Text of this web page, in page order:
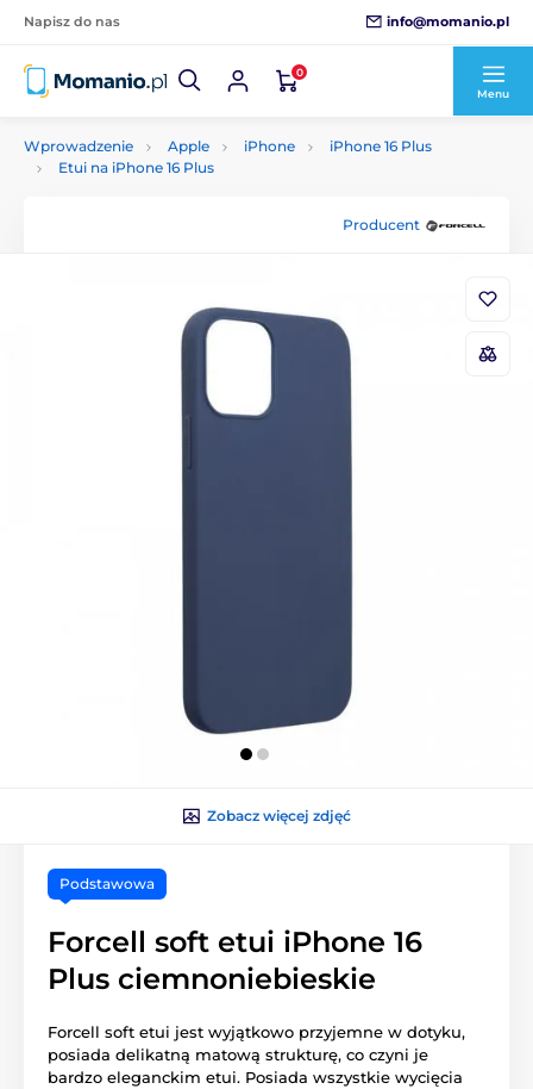
Napisz do nas info@momanio.pl
0
Menu
Wprowadzenie Apple iPhone
iPhone 16 Plus
Etui na iPhone 16 Plus
Producent
Zobacz więcej zdjęć
Podstawowa
Forcell soft etui iPhone 16
Plus ciemnoniebieskie
Forcell soft etui jest wyjątkowo przyjemne w dotyku,
posiada delikatną matową strukturę, co czyni je
bardzo eleganckim etui. Posiada wszystkie wycięcia